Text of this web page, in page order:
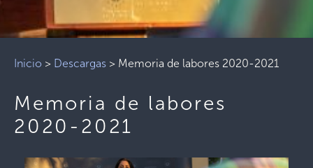
Inicio > Descargas > Memoria de labores 2020-2021
Memoria de labores
2020-2021